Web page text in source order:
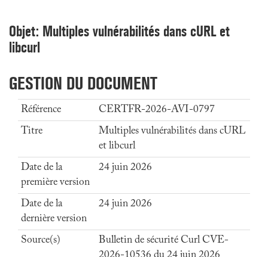
Objet: Multiples vulnérabilités dans cURL et
libcurl
GESTION DU DOCUMENT
Référence
CERTFR-2026-AVI-0797
Titre
Multiples vulnérabilités dans cURL
et libcurl
Date de la
première version
24 juin 2026
Date de la
dernière version
24 juin 2026
Source(s)
Bulletin de sécurité Curl CVE-